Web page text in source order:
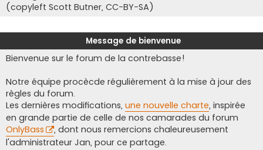
(copyleft Scott Butner, CC-BY-SA)
Message de bienvenue
Bienvenue sur le forum de la contrebasse!
Notre équipe procècde régulièrement à la mise à jour des
règles du forum.
Les dernières modifications, une nouvelle charte, inspirée
en grande partie de celle de nos camarades du forum
OnlyBass
, dont nous remercions chaleureusement
l'administrateur Jan, pour ce partage.